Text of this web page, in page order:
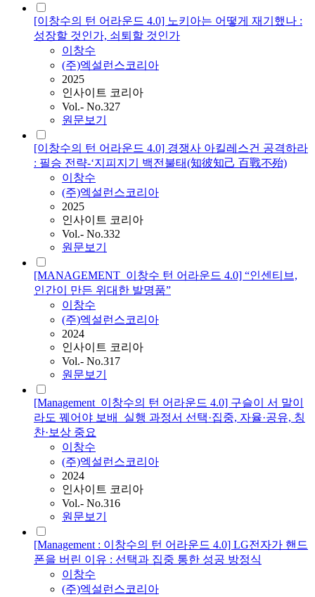
[이창수의 턴 어라운드 4.0] 노키아는 어떻게 재기했나 :
성장할 것인가, 쇠퇴할 것인가
이창수
(주)엑설런스코리아
2025
인사이트 코리아
Vol.- No.327
원문보기
[이창수의 턴 어라운드 4.0] 경쟁사 아킬레스건 공격하라
: 필승 전략-‘지피지기 백전불태(知彼知己 百戰不殆)
이창수
(주)엑설런스코리아
2025
인사이트 코리아
Vol.- No.332
원문보기
[MANAGEMENT_이창수 턴 어라운드 4.0] “인센티브,
인간이 만든 위대한 발명품”
이창수
(주)엑설런스코리아
2024
인사이트 코리아
Vol.- No.317
원문보기
[Management_이창수의 턴 어라운드 4.0] 구슬이 서 말이
라도 꿰어야 보배_실행 과정서 선택·집중, 자율·공유, 칭
찬·보상 중요
이창수
(주)엑설런스코리아
2024
인사이트 코리아
Vol.- No.316
원문보기
[Management : 이창수의 턴 어라운드 4.0] LG전자가 핸드
폰을 버린 이유 : 선택과 집중 통한 성공 방정식
이창수
(주)엑설런스코리아